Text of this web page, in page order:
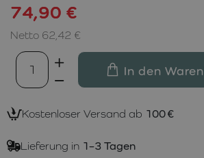
74,90 €
Netto 62,42 €
In den
Kostenloser Versand ab 100 €
Lieferung in 1–3 Tagen